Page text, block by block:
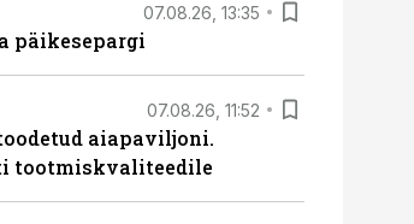
07.08.26, 13:35
päikesepargi
07.08.26, 11:52
aiapaviljoni.
tootmiskvaliteedile